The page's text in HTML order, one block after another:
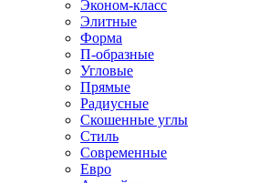
Эконом-класс
Элитные
Форма
П-образные
Угловые
Прямые
Радиусные
Скошенные углы
Стиль
Современные
Евро